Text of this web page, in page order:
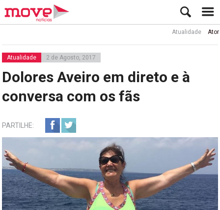
Atualidade Ator Rui de
Atualidade 2 de Agosto, 2017
Dolores Aveiro em direto e à
conversa com os fãs
PARTILHE: